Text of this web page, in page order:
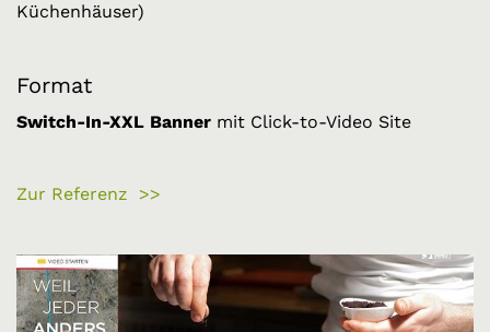
Küchenhäuser)
Format
Switch-In-XXL Banner mit Click-to-Video Site
Zur Referenz >>